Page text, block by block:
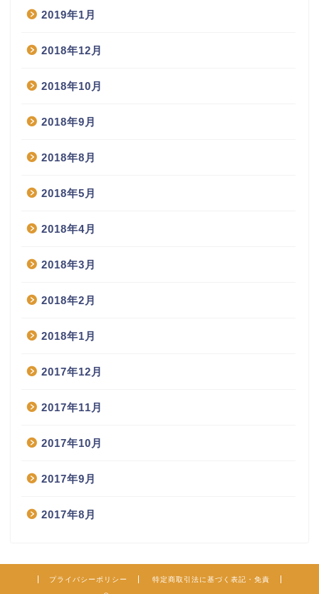
2019年1月
2018年12月
2018年10月
2018年9月
2018年8月
2018年5月
2018年4月
2018年3月
2018年2月
2018年1月
2017年12月
2017年11月
2017年10月
2017年9月
2017年8月
プライバシーポリシー 特定商取引法に基づく表記・免責